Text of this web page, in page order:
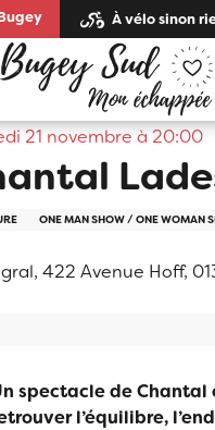
À vélo sinon
Chantal Ladesou à
21 novembre à 20:00
ONE MAN SHOW / ONE WOMAN
422 Avenue Hoff,
spectacle de Chantal
l’équilibre,